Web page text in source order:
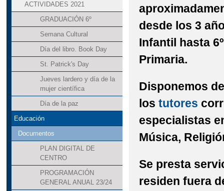
ACTIVIDADES 2021
GRADUACIÓN 6º
Semana Cultural
Día del libro. Book Day
St. Patrick's Day
Jueves lardero y día de la
mujer científica
Día de la paz
Educación
Documentos
PLAN DIGITAL DE
CENTRO
PROGRAMACIÓN
GENERAL ANUAL 23/24
desde los 3
Infantil hasta
Primaria.
Disponemos
los tutores
especialistas
Música,
Se presta
residen fuera